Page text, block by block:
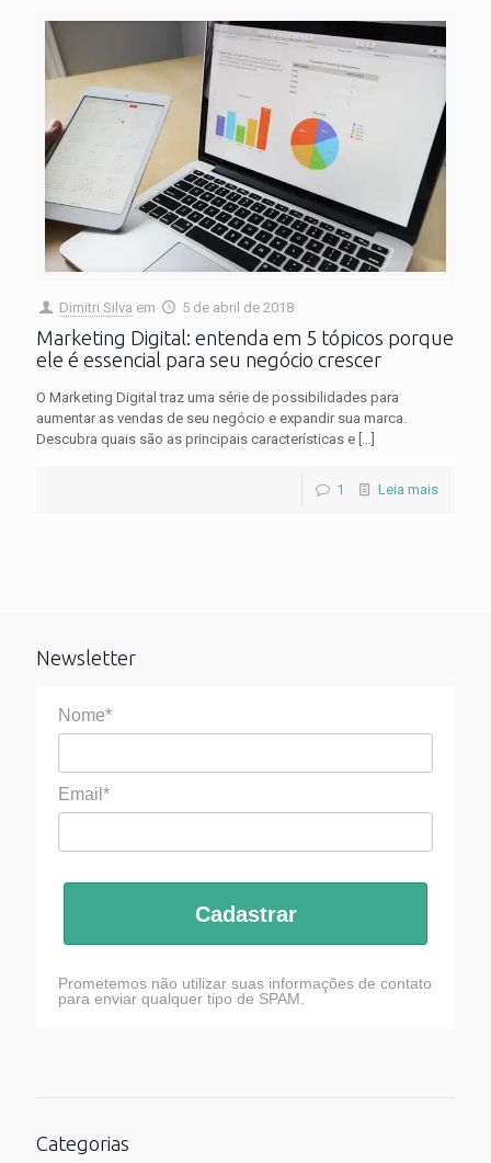
Dimitri Silva em 5 de abril de 2018
Marketing Digital: entenda em 5 tópicos porque
ele é essencial para seu negócio crescer
O Marketing Digital traz uma série de possibilidades para
aumentar as vendas de seu negócio e expandir sua marca.
Descubra quais são as principais características e […]
1 Leia mais
Newsletter
Nome*
Email*
Cadastrar
Prometemos não utilizar suas informações de contato
para enviar qualquer tipo de SPAM.
Categorias